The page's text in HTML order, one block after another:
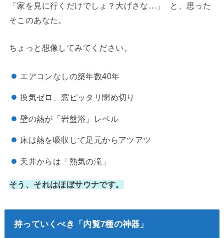
「家を見に行くだけでしょ？大げさな…」 と、思った
そこのあなた。
ちょっと想像してみてください。
エアコンなしの築年数40年
換気ゼロ、窓ピッタリ閉め切り
壁の熱が「岩盤浴」レベル
床は熱を吸収して足元からアツアツ
天井からは「熱気の滝」
そう、それはほぼサウナです。
持っていくべき「内覧7種の神器」